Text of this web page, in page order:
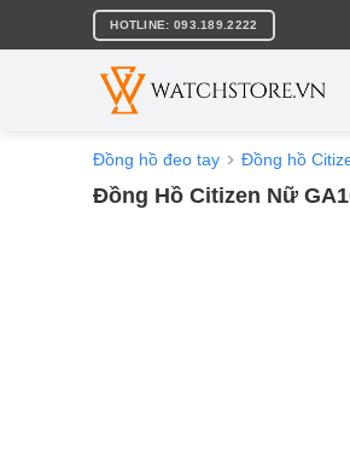
nội
HOTLINE: 093.189.2222
Đồng hồ đeo tay Đồng hồ
Đồng Hồ Citizen Nữ